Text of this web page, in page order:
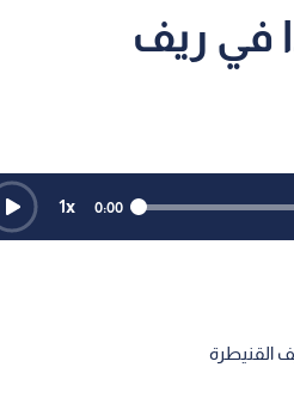
في ريف
0:00
1x
القنيطرة